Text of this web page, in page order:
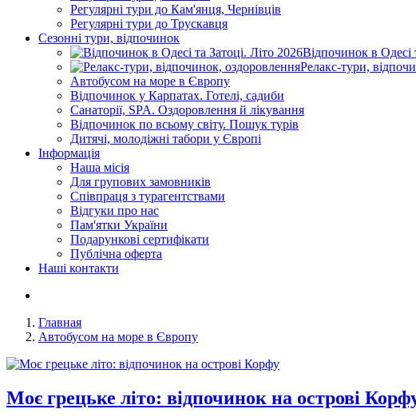
Регулярні тури до Кам'янця, Чернівців
Регулярні тури до Трускавця
Сезонні тури, відпочинок
Відпочинок в Одесі
Релакс-тури,
Автобусом на море в Європу
Відпочинок у Карпатах. Готелі, садиби
Санаторії, SPA. Оздоровлення й лікування
Відпочинок по всьому світу. Пошук турів
Дитячі, молодіжні табори у Європі
Інформація
Наша місія
Для групових замовників
Співпраця з турагентствами
Відгуки про нас
Пам'ятки України
Подарункові сертифікати
Публічна оферта
Наші контакти
Главная
Автобусом на море в Європу
Моє грецьке літо: відпочинок на острові